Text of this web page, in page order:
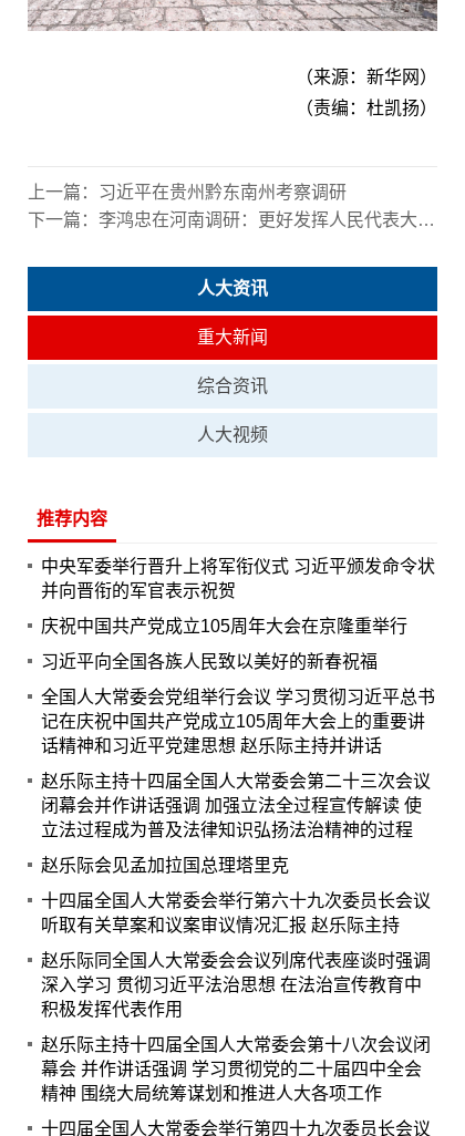
（来源：新华网）
（责编：杜凯扬）
上一篇：
习近平在贵州黔东南州考察调研
下一篇： 李鸿忠在河南调研：更好发挥人民代表大会制度显著优势
人大资讯
重大新闻
综合资讯
人大视频
推荐内容
中央军委举行晋升上将军衔仪式 习近平颁发命令状
并向晋衔的军官表示祝贺
庆祝中国共产党成立105周年大会在京隆重举行
习近平向全国各族人民致以美好的新春祝福
全国人大常委会党组举行会议 学习贯彻习近平总书
记在庆祝中国共产党成立105周年大会上的重要讲
话精神和习近平党建思想 赵乐际主持并讲话
赵乐际主持十四届全国人大常委会第二十三次会议
闭幕会并作讲话强调 加强立法全过程宣传解读 使
立法过程成为普及法律知识弘扬法治精神的过程
赵乐际会见孟加拉国总理塔里克
十四届全国人大常委会举行第六十九次委员长会议
听取有关草案和议案审议情况汇报 赵乐际主持
赵乐际同全国人大常委会会议列席代表座谈时强调
深入学习 贯彻习近平法治思想 在法治宣传教育中
积极发挥代表作用
赵乐际主持十四届全国人大常委会第十八次会议闭
幕会 并作讲话强调 学习贯彻党的二十届四中全会
精神 围绕大局统筹谋划和推进人大各项工作
十四届全国人大常委会举行第四十九次委员长会议